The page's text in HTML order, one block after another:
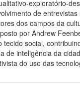
exploratório-
de
dos campos da
por Andrew
social,
de inteligência da
do uso das